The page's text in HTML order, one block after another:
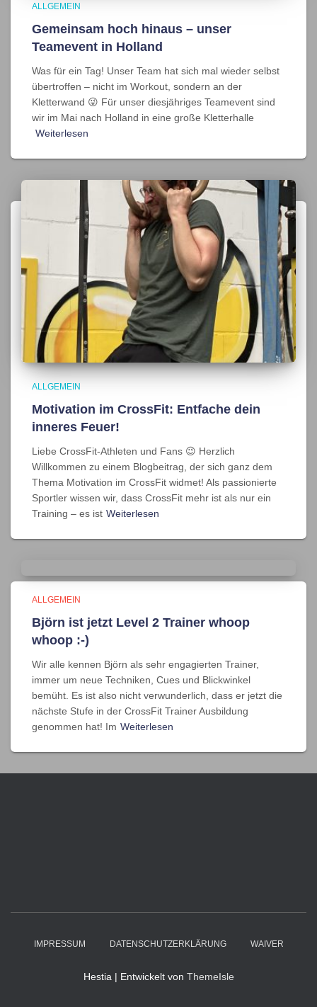
ALLGEMEIN
Gemeinsam hoch hinaus – unser
Teamevent in Holland
Was für ein Tag! Unser Team hat sich mal wieder selbst
übertroffen – nicht im Workout, sondern an der
Kletterwand 😜 Für unser diesjähriges Teamevent sind
wir im Mai nach Holland in eine große Kletterhalle
Weiterlesen
ALLGEMEIN
Motivation im CrossFit: Entfache dein
inneres Feuer!
Liebe CrossFit-Athleten und Fans 😉 Herzlich
Willkommen zu einem Blogbeitrag, der sich ganz dem
Thema Motivation im CrossFit widmet! Als passionierte
Sportler wissen wir, dass CrossFit mehr ist als nur ein
Training – es ist Weiterlesen
ALLGEMEIN
Björn ist jetzt Level 2 Trainer whoop
whoop :-)
Wir alle kennen Björn als sehr engagierten Trainer,
immer um neue Techniken, Cues und Blickwinkel
bemüht. Es ist also nicht verwunderlich, dass er jetzt die
nächste Stufe in der CrossFit Trainer Ausbildung
genommen hat! Im Weiterlesen
IMPRESSUM DATENSCHUTZERKLÄRUNG WAIVER
Hestia | Entwickelt von ThemeIsle